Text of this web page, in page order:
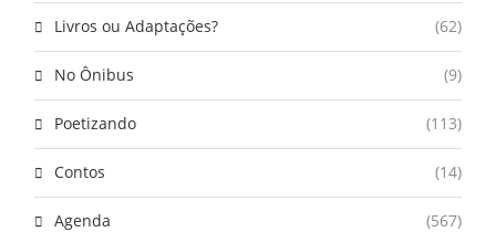
Livros ou Adaptações? (62)
No Ônibus (9)
Poetizando (113)
Contos (14)
Agenda (567)